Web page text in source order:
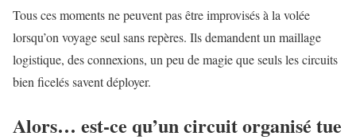
Tous ces moments ne peuvent pas être improvisés à la volée
lorsqu’on voyage seul sans repères. Ils demandent un maillage
logistique, des connexions, un peu de magie que seuls les circuits
bien ficelés savent déployer.
Alors… est-ce qu’un circuit organisé tue